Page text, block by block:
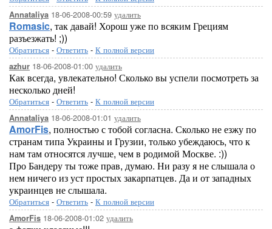
Annataliya 18-06-2008-00:59 удалить
Romasic, так давай! Хорош уже по всяким Грециям
разъезжать! ;))
Обратиться - Ответить - К полной версии
azhur 18-06-2008-01:00 удалить
Как всегда, увлекательно! Сколько вы успели посмотреть за
несколько дней!
Обратиться - Ответить - К полной версии
Annataliya 18-06-2008-01:01 удалить
AmorFis, полностью с тобой согласна. Сколько не езжу по
странам типа Украины и Грузии, только убеждаюсь, что к
нам там относятся лучше, чем в родимой Москве. :))
Про Бандеру ты тоже прав, думаю. Ни разу я не слышала о
нем ничего из уст простых закарпатцев. Да и от западных
украинцев не слышала.
Обратиться - Ответить - К полной версии
AmorFis 18-06-2008-01:02 удалить